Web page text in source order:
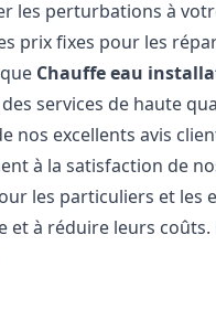
les perturbations à
prix fixes pour les
Chauffe eau
services de haute
nos excellents avis
à la satisfaction de
les particuliers et
et à réduire leurs